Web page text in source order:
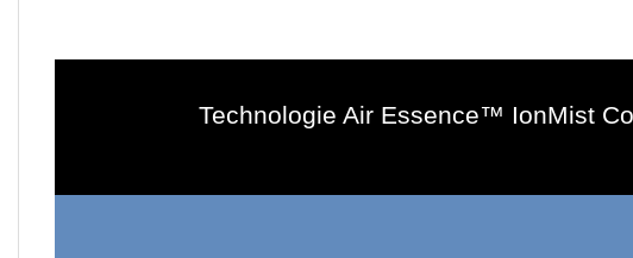
Technologie Air Essence™ IonMist